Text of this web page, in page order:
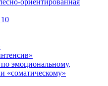
ориентированная
эмоциональному,
«соматическому»